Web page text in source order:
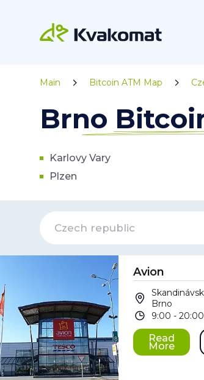
Main Bitcoin ATM Map
Brno
Karlovy Vary
Plzen
Czech republic
Avion
Brno
9:00 - 20:00
Read
More